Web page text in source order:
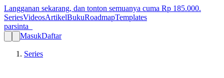
Langganan sekarang, dan tonton semuanya cuma Rp 185.000.
SeriesVideosArtikelBukuRoadmapTemplates
parsinta_
MasukDaftar
Series